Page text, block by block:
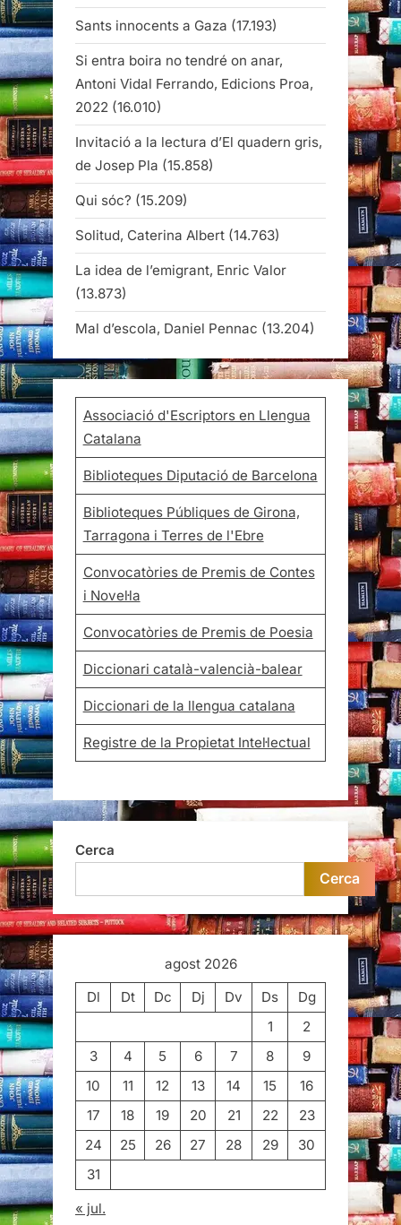
Sants innocents a Gaza (17.193)
Si entra boira no tendré on anar,
Antoni Vidal Ferrando, Edicions Proa,
2022 (16.010)
Invitació a la lectura d’El quadern gris,
de Josep Pla (15.858)
Qui sóc? (15.209)
Solitud, Caterina Albert (14.763)
La idea de l’emigrant, Enric Valor
(13.873)
Mal d’escola, Daniel Pennac (13.204)
Associació d'Escriptors en Llengua
Catalana
Biblioteques Diputació de Barcelona
Biblioteques Públiques de Girona,
Tarragona i Terres de l'Ebre
Convocatòries de Premis de Contes
i Novel·la
Convocatòries de Premis de Poesia
Diccionari català-valencià-balear
Diccionari de la llengua catalana
Registre de la Propietat Intel·lectual
Cerca
Cerca
agost 2026
Dl
Dt Dc Dj Dv Ds
Dg
1
2
3
4 5 6 7 8
9
10
11 12 13 14 15
16
17
18 19 20 21 22
23
24
25 26 27 28 29
30
31
« jul.